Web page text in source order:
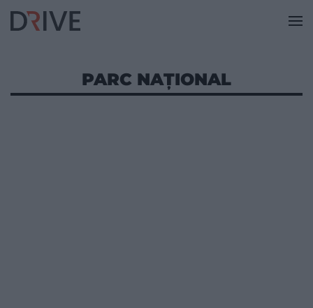
PARC NAŢIONAL